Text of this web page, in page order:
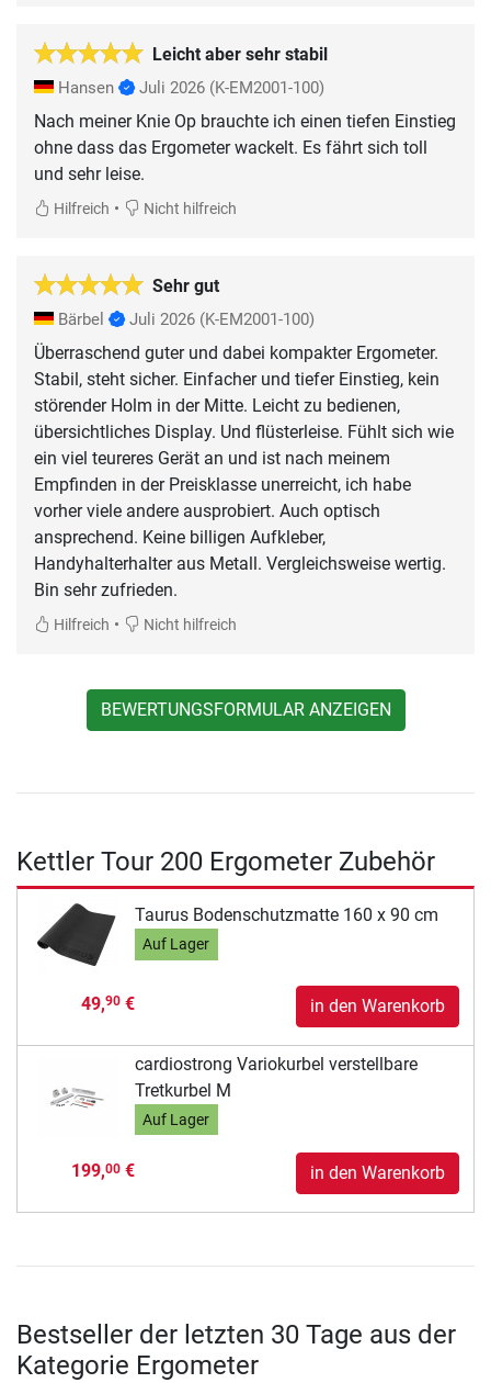
Leicht aber sehr stabil
Hansen Juli 2026 (K-EM2001-100)
Nach meiner Knie Op brauchte ich einen tiefen Einstieg
ohne dass das Ergometer wackelt. Es fährt sich toll
und sehr leise.
Hilfreich • Nicht hilfreich
Sehr gut
Bärbel Juli 2026 (K-EM2001-100)
Überraschend guter und dabei kompakter Ergometer.
Stabil, steht sicher. Einfacher und tiefer Einstieg, kein
störender Holm in der Mitte. Leicht zu bedienen,
übersichtliches Display. Und flüsterleise. Fühlt sich wie
ein viel teureres Gerät an und ist nach meinem
Empfinden in der Preisklasse unerreicht, ich habe
vorher viele andere ausprobiert. Auch optisch
ansprechend. Keine billigen Aufkleber,
Handyhalterhalter aus Metall. Vergleichsweise wertig.
Bin sehr zufrieden.
Hilfreich • Nicht hilfreich
BEWERTUNGSFORMULAR ANZEIGEN
Kettler Tour 200 Ergometer Zubehör
Taurus Bodenschutzmatte 160 x 90 cm
Auf Lager
49,90€ in den Warenkorb
cardiostrong Variokurbel verstellbare
Tretkurbel M
Auf Lager
199,00€ in den Warenkorb
Bestseller der letzten 30 Tage aus der
Kategorie Ergometer